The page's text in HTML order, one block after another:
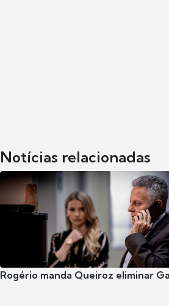
Notícias relacionadas
Rogério manda Queiroz eliminar